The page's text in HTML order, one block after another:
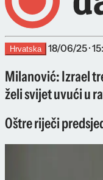
Hrvatska 18/06/25 ·
Milanović: Izrael
želi svijet uvući u
Oštre riječi